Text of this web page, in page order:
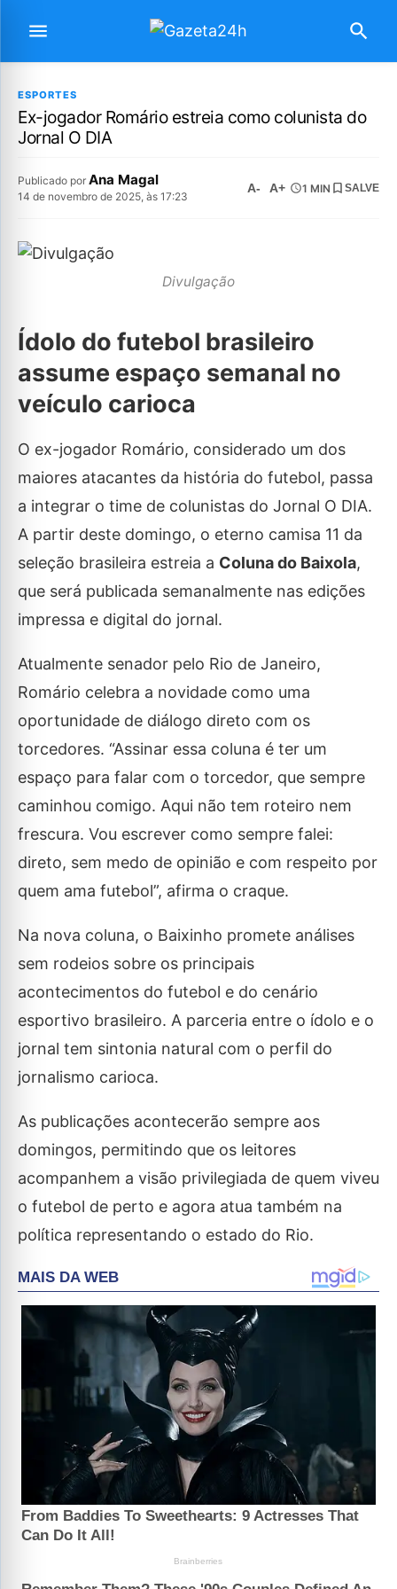
ESPORTES
Ex-jogador Romário estreia como colunista do
Jornal O DIA
Publicado por Ana Magal
14 de novembro de 2025, às 17:23
A- A+ 1 MIN SALVE
Divulgação
Ídolo do futebol brasileiro
assume espaço semanal no
veículo carioca
O ex-jogador Romário, considerado um dos
maiores atacantes da história do futebol, passa
a integrar o time de colunistas do Jornal O DIA.
A partir deste domingo, o eterno camisa 11 da
seleção brasileira estreia a Coluna do Baixola,
que será publicada semanalmente nas edições
impressa e digital do jornal.
Atualmente senador pelo Rio de Janeiro,
Romário celebra a novidade como uma
oportunidade de diálogo direto com os
torcedores. “Assinar essa coluna é ter um
espaço para falar com o torcedor, que sempre
caminhou comigo. Aqui não tem roteiro nem
frescura. Vou escrever como sempre falei:
direto, sem medo de opinião e com respeito por
quem ama futebol”, afirma o craque.
Na nova coluna, o Baixinho promete análises
sem rodeios sobre os principais
acontecimentos do futebol e do cenário
esportivo brasileiro. A parceria entre o ídolo e o
jornal tem sintonia natural com o perfil do
jornalismo carioca.
As publicações acontecerão sempre aos
domingos, permitindo que os leitores
acompanhem a visão privilegiada de quem viveu
o futebol de perto e agora atua também na
política representando o estado do Rio.